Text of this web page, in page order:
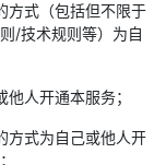
方式（包括但不限于
/技术规则等）为自
人开通本服务；
方式为自己或他人开